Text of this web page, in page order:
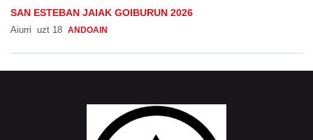
SAN ESTEBAN JAIAK GOIBURUN 2026
Aiurri uzt 18 ANDOAIN